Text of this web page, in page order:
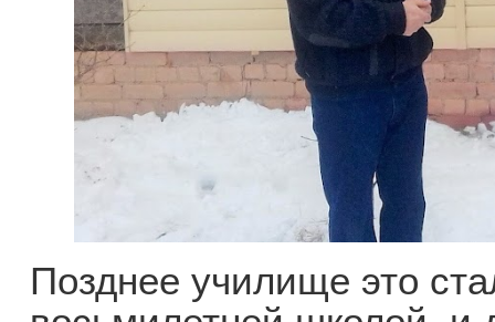
Позднее училище это